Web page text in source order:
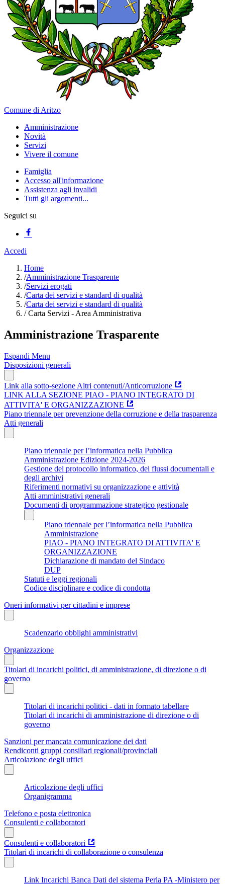
Comune di Aritzo
Amministrazione
Novità
Servizi
Vivere il comune
Famiglia
Accesso all'informazione
Assistenza agli invalidi
Tutti gli argomenti...
Seguici su
Accedi
Home
/Amministrazione Trasparente
/Servizi erogati
/Carta dei servizi e standard di qualità
/Carta dei servizi e standard di qualità
/Carta Servizi - Area Amministrativa
Amministrazione Trasparente
Espandi Menu
Disposizioni generali
Link alla sotto-sezione Altri contenuti/Anticorruzione
LINK ALLA SEZIONE PIAO - PIANO INTEGRATO DI
ATTIVITA' E ORGANIZZAZIONE
Piano triennale per prevenzione della corruzione e della trasparenza
Atti generali
Piano triennale per l’informatica nella Pubblica
Amministrazione Edizione 2024-2026
Gestione del protocollo informatico, dei flussi documentali e
degli archivi
Riferimenti normativi su organizzazione e attività
Atti amministrativi generali
Documenti di programmazione strategico gestionale
Piano triennale per l’informatica nella Pubblica
Amministrazione
PIAO - PIANO INTEGRATO DI ATTIVITA' E
ORGANIZZAZIONE
Dichiarazione di mandato del Sindaco
DUP
Statuti e leggi regionali
Codice disciplinare e codice di condotta
Oneri informativi per cittadini e imprese
Scadenzario obblighi amministrativi
Organizzazione
Titolari di incarichi politici, di amministrazione, di direzione o di
governo
Titolari di incarichi politici - dati in formato tabellare
Titolari di incarichi di amministrazione di direzione o di
governo
Sanzioni per mancata comunicazione dei dati
Rendiconti gruppi consiliari regionali/provinciali
Articolazione degli uffici
Articolazione degli uffici
Organigramma
Telefono e posta elettronica
Consulenti e collaboratori
Consulenti e collaboratori
Titolari di incarichi di collaborazione o consulenza
Link Incarichi Banca Dati del sistema Perla PA -Ministero per